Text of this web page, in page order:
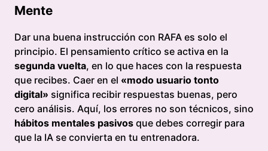
Mente
Dar una buena instrucción con RAFA es solo el
principio. El pensamiento crítico se activa en la
segunda vuelta, en lo que haces con la respuesta
que recibes. Caer en el «modo usuario tonto
digital» significa recibir respuestas buenas, pero
cero análisis. Aquí, los errores no son técnicos, sino
hábitos mentales pasivos que debes corregir para
que la IA se convierta en tu entrenadora.